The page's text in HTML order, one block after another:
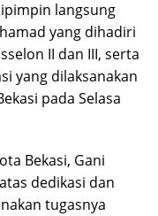
langsung
yang dihadiri
II dan III, serta
yang dilaksanakan
pada Selasa
Bekasi, Gani
dedikasi dan
tugasnya